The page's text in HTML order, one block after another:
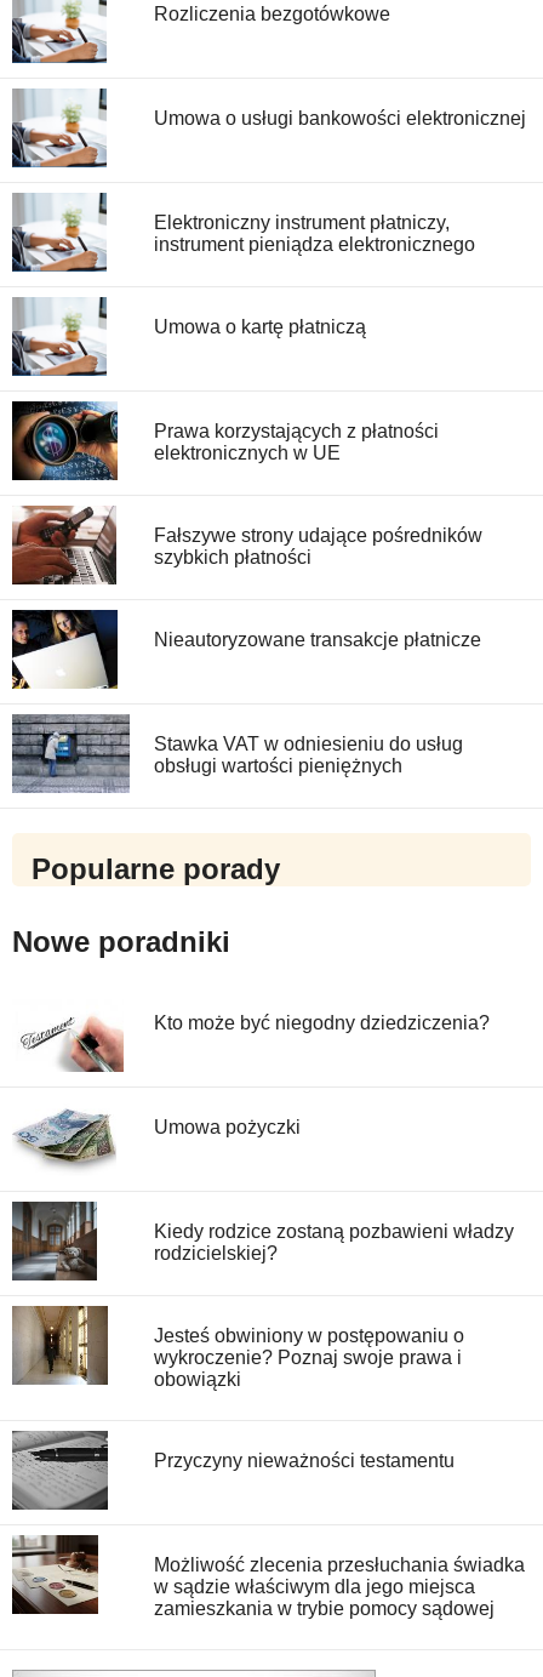
Rozliczenia bezgotówkowe
Umowa o usługi bankowości elektronicznej
Elektroniczny instrument płatniczy,
instrument pieniądza elektronicznego
Umowa o kartę płatniczą
Prawa korzystających z płatności
elektronicznych w UE
Fałszywe strony udające pośredników
szybkich płatności
Nieautoryzowane transakcje płatnicze
Stawka VAT w odniesieniu do usług
obsługi wartości pieniężnych
Popularne porady
Nowe poradniki
Kto może być niegodny dziedziczenia?
Umowa pożyczki
Kiedy rodzice zostaną pozbawieni władzy
rodzicielskiej?
Jesteś obwiniony w postępowaniu o
wykroczenie? Poznaj swoje prawa i
obowiązki
Przyczyny nieważności testamentu
Możliwość zlecenia przesłuchania świadka
w sądzie właściwym dla jego miejsca
zamieszkania w trybie pomocy sądowej